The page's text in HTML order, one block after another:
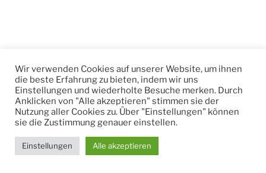
Wir verwenden Cookies auf unserer Website, um ihnen
die beste Erfahrung zu bieten, indem wir uns
Einstellungen und wiederholte Besuche merken. Durch
Anklicken von "Alle akzeptieren" stimmen sie der
Nutzung aller Cookies zu. Über "Einstellungen" können
sie die Zustimmung genauer einstellen.
Einstellungen Alle akzeptieren